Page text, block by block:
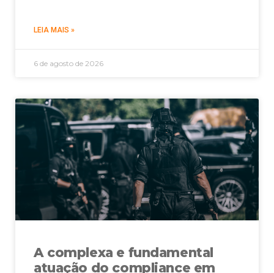
LEIA MAIS »
6 de agosto de 2026
A complexa e fundamental
atuação do compliance em